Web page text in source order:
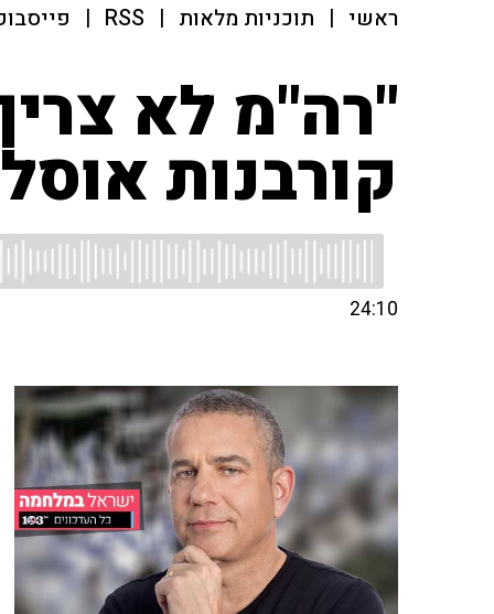
ראשי | תוכניות מלאות |
RSS
|
"רה"מ לא
קורבנות
24:10